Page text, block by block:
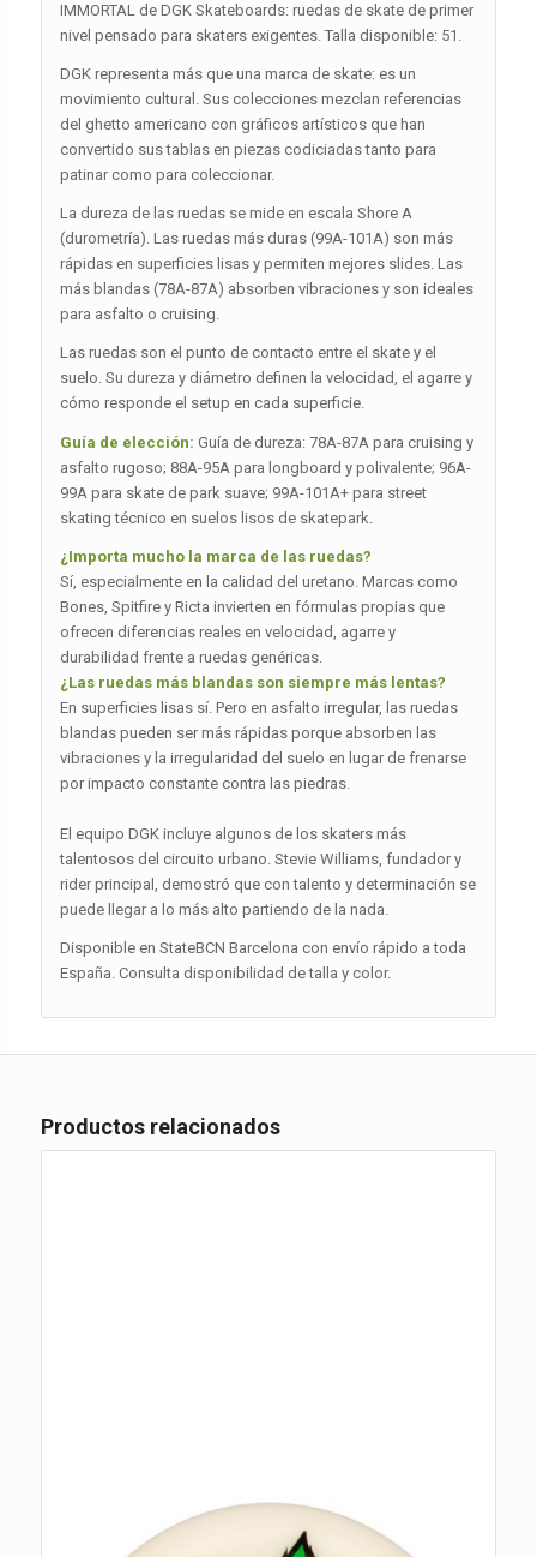
IMMORTAL de DGK Skateboards: ruedas de skate de primer
nivel pensado para skaters exigentes. Talla disponible: 51.
DGK representa más que una marca de skate: es un
movimiento cultural. Sus colecciones mezclan referencias
del ghetto americano con gráficos artísticos que han
convertido sus tablas en piezas codiciadas tanto para
patinar como para coleccionar.
La dureza de las ruedas se mide en escala Shore A
(durometría). Las ruedas más duras (99A-101A) son más
rápidas en superficies lisas y permiten mejores slides. Las
más blandas (78A-87A) absorben vibraciones y son ideales
para asfalto o cruising.
Las ruedas son el punto de contacto entre el skate y el
suelo. Su dureza y diámetro definen la velocidad, el agarre y
cómo responde el setup en cada superficie.
Guía de elección: Guía de dureza: 78A-87A para cruising y
asfalto rugoso; 88A-95A para longboard y polivalente; 96A-
99A para skate de park suave; 99A-101A+ para street
skating técnico en suelos lisos de skatepark.
¿Importa mucho la marca de las ruedas?
Sí, especialmente en la calidad del uretano. Marcas como
Bones, Spitfire y Ricta invierten en fórmulas propias que
ofrecen diferencias reales en velocidad, agarre y
durabilidad frente a ruedas genéricas.
¿Las ruedas más blandas son siempre más lentas?
En superficies lisas sí. Pero en asfalto irregular, las ruedas
blandas pueden ser más rápidas porque absorben las
vibraciones y la irregularidad del suelo en lugar de frenarse
por impacto constante contra las piedras.
El equipo DGK incluye algunos de los skaters más
talentosos del circuito urbano. Stevie Williams, fundador y
rider principal, demostró que con talento y determinación se
puede llegar a lo más alto partiendo de la nada.
Disponible en StateBCN Barcelona con envío rápido a toda
España. Consulta disponibilidad de talla y color.
Productos relacionados